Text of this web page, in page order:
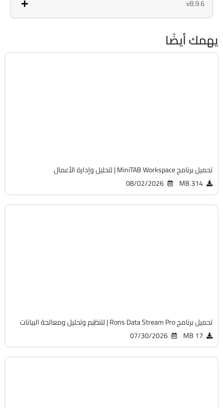
v8.9.6
يهمك أيضًا
تحميل برنامج MiniTAB Workspace | لتحليل وإدارة الأعمال
314 MB
08/02/2026
تحميل برنامج Rons Data Stream Pro | لتنظيم وتحليل ومعالجة البيانات
17 MB
07/30/2026